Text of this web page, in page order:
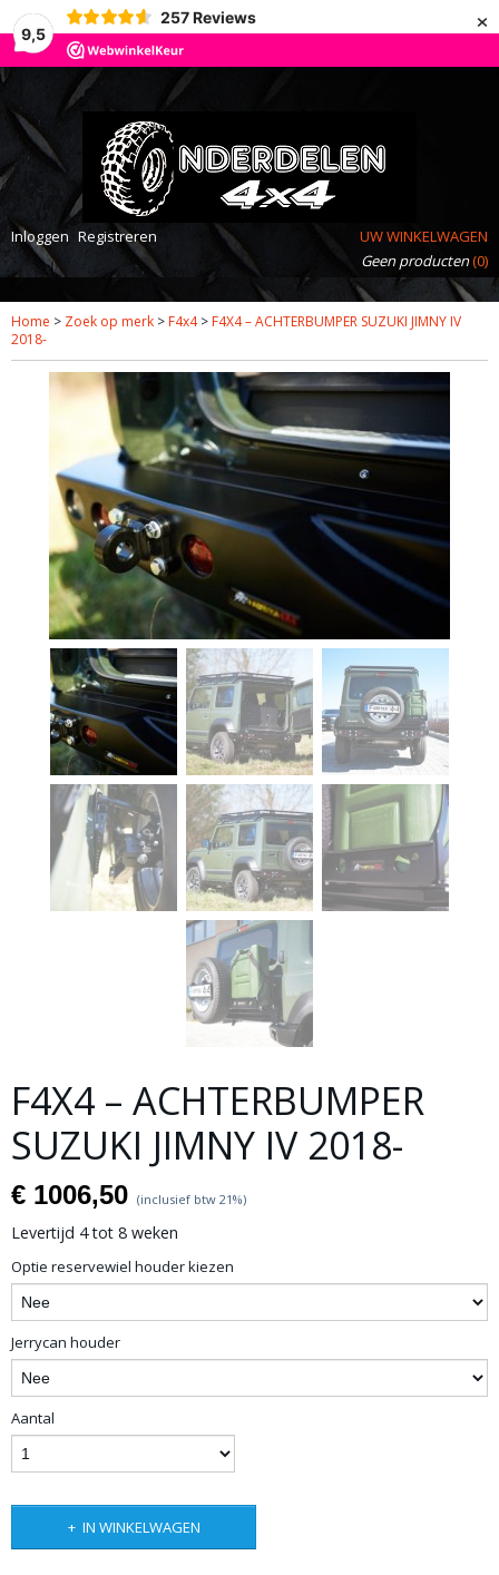
9,5
257 Reviews ×
Inloggen Registreren
UW WINKELWAGEN
Geen producten(0)
Home > Zoek op merk > F4x4> F4X4 – ACHTERBUMPER SUZUKI JIMNY IV
2018-
F4X4 – ACHTERBUMPER
SUZUKI JIMNY IV 2018-
€ 1006,50 (inclusief btw 21%)
Levertijd 4 tot 8 weken
Optie reservewiel houder kiezen
Jerrycan houder
Aantal
IN WINKELWAGEN